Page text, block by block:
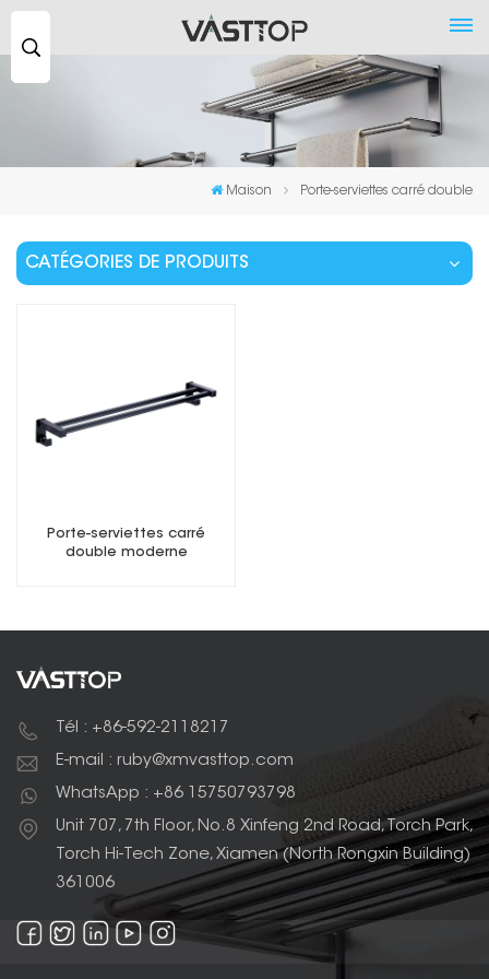
Maison Porte-serviettes carré double
CATÉGORIES DE PRODUITS
Porte-serviettes carré
double moderne
Tél : +86-592-2118217
E-mail : ruby@xmvasttop.com
WhatsApp : +86 15750793798
Unit 707, 7th Floor, No.8 Xinfeng 2nd Road, Torch Park,
Torch Hi-Tech Zone, Xiamen (North Rongxin Building)
361006